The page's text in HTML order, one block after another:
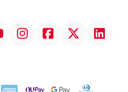
InstagramFacebookTwitter Linkedin
AMEX NuPay Google PayDiners Club